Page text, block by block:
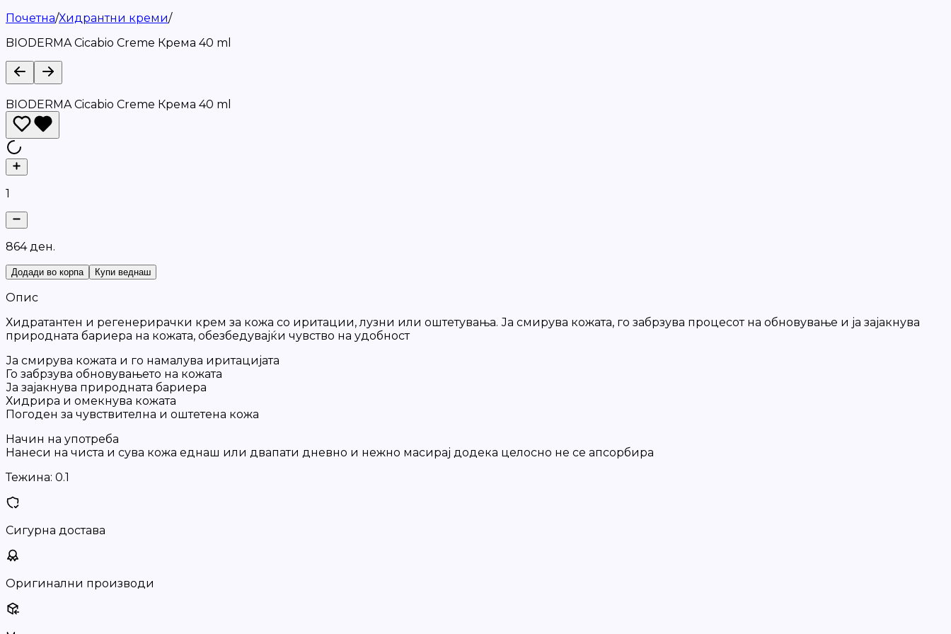
Почетна/Хидрантни креми/
BIODERMA Cicabio Creme Крема 40 ml
BIODERMA Cicabio Creme Крема 40 ml
1
864 ден.
Додади во корпа Купи веднаш
Опис
Хидратантен и регенерирачки крем за кожа со иритации, лузни или оштетувања. Ја смирува кожата, го забрзува процесот на обновување и ја зајакнува
природната бариера на кожата, обезбедувајќи чувство на удобност
Ја смирува кожата и го намалува иритацијата
Го забрзува обновувањето на кожата
Ја зајакнува природната бариера
Хидрира и омекнува кожата
Погоден за чувствителна и оштетена кожа
Начин на употреба
Нанеси на чиста и сува кожа еднаш или двапати дневно и нежно масирај додека целосно не се апсорбира
Тежина: 0.1
Сигурна достава
Оригинални производи